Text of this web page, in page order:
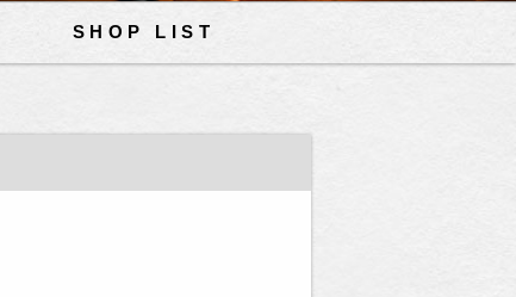
SHOP LIST